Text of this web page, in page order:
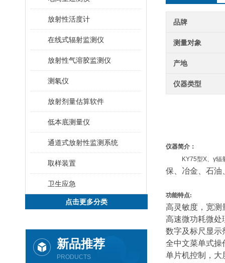
放射性活度计
在线式辐射监测仪
放射性气溶胶监测仪
测氡仪
放射剂量估算软件
低本底测量仪
通道式放射性监测系统
取样装置
卫生应急
点击更多分类
新品推荐
PRODUCTS
品牌
测量对象
产地
仪器类型
仪器简介：
KY75型X、γ辐
保、冶金、石油
功能特点:
高灵敏度，宽测
高速微功耗微处
数字及标尺显示
全中文菜单式操
单片机控制，大